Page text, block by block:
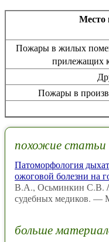
Место
Пожары в жилых
прилежащих
Пожары в
похожие статьи
Патоморфология
ожоговой болезни на
В.А., Осьминкин С.В.
судебных медиков.
больше